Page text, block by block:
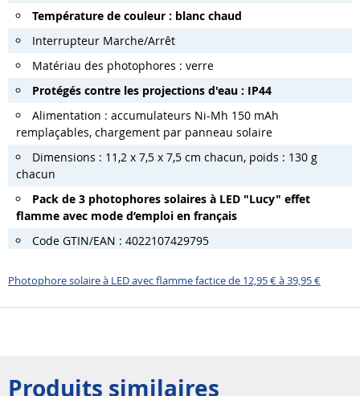
Température de couleur : blanc chaud
Interrupteur Marche/Arrêt
Matériau des photophores : verre
Protégés contre les projections d'eau : IP44
Alimentation : accumulateurs Ni-Mh 150 mAh
remplaçables, chargement par panneau solaire
Dimensions : 11,2 x 7,5 x 7,5 cm chacun, poids : 130 g
chacun
Pack de 3 photophores solaires à LED "Lucy" effet
flamme avec mode d’emploi en français
Code GTIN/EAN : 4022107429795
Photophore solaire à LED avec flamme factice de 12,95 € à 39,95 €
Produits similaires